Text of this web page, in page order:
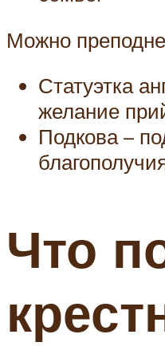
Можно
Статуэтка
желание
Подкова –
Что